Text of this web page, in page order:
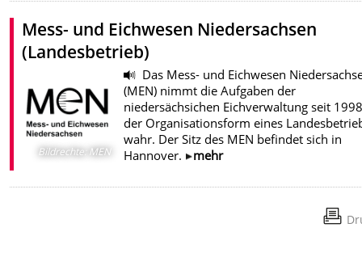
Mess- und Eichwesen Niedersachsen
(Landesbetrieb)
Bildrechte: MEN
Das Mess- und Eichwesen
(MEN) nimmt die Aufgaben der
niedersächsichen Eichverwaltung seit
der Organisationsform eines
wahr. Der Sitz des MEN befindet sich in
Hannover.
mehr